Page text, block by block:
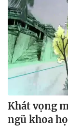
Khát vọng
ngũ khoa